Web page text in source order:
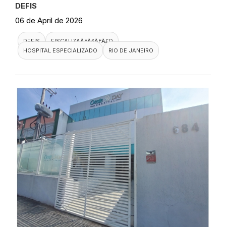
DEFIS
06 de April de 2026
DEFIS
FISCALIZAÃƑÂ§ÃƑÂ£O
HOSPITAL ESPECIALIZADO
RIO DE JANEIRO